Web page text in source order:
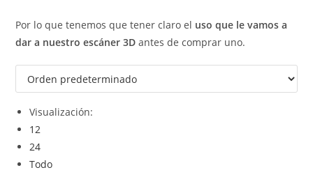
Por lo que tenemos que tener claro el uso que le vamos a
dar a nuestro escáner 3D antes de comprar uno.
Visualización:
12
24
Todo